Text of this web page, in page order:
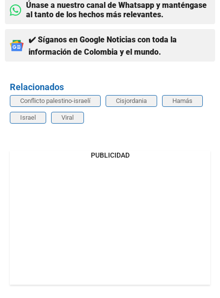
Únase a nuestro canal de Whatsapp y manténgase
al tanto de los hechos más relevantes.
✔️ Síganos en Google Noticias con toda la
información de Colombia y el mundo.
Relacionados
Conflicto palestino-israelí Cisjordania Hamás
Israel Viral
PUBLICIDAD